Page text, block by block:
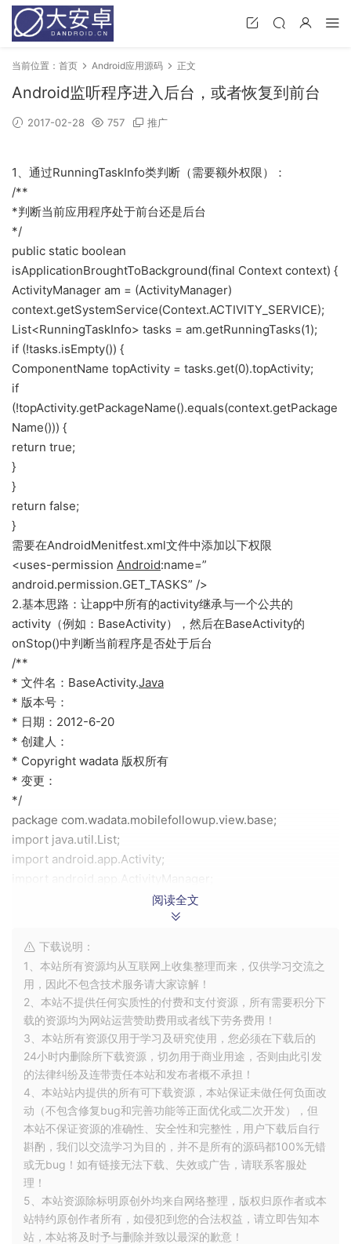
当前位置： 首页 Android应用源码 正文
Android监听程序进入后台，或者恢复到前台
2017-02-28 757 推广
1、通过RunningTaskInfo类判断（需要额外权限）：
/**
*判断当前应用程序处于前台还是后台
*/
public static boolean
isApplicationBroughtToBackground(final Context context) {
ActivityManager am = (ActivityManager)
context.getSystemService(Context.ACTIVITY_SERVICE);
List<RunningTaskInfo> tasks = am.getRunningTasks(1);
if (!tasks.isEmpty()) {
ComponentName topActivity = tasks.get(0).topActivity;
if
(!topActivity.getPackageName().equals(context.getPackage
Name())) {
return true;
}
}
return false;
}
需要在AndroidMenitfest.xml文件中添加以下权限
<uses-permission Android:name=”
android.permission.GET_TASKS” />
2.基本思路：让app中所有的activity继承与一个公共的
activity（例如：BaseActivity），然后在BaseActivity的
onStop()中判断当前程序是否处于后台
/**
* 文件名：BaseActivity.Java
* 版本号：
* 日期：2012-6-20
* 创建人：
* Copyright wadata 版权所有
* 变更：
*/
package com.wadata.mobilefollowup.view.base;
import java.util.List;
import android.app.Activity;
android.app.ActivityManager.RunningAppProcessInfo;
import android.content.Context;
/**
* 名称：BaseActivity
* 描述：
* 创建人：
* 日期：2012-6-20 下午5:53:35
* 变更：
public class BaseActivity extends Activity {
@Override
protected void onStop() {
// TODO Auto-generated method stub
super.onStop();
if (!isAppOnForeground()) {
//app 进入后台
//全局变量isActive = false 记录当前已经进入后台
阅读全文
下载说明：
1、本站所有资源均从互联网上收集整理而来，仅供学习交流之
用，因此不包含技术服务请大家谅解！
2、本站不提供任何实质性的付费和支付资源，所有需要积分下
载的资源均为网站运营赞助费用或者线下劳务费用！
3、本站所有资源仅用于学习及研究使用，您必须在下载后的
24小时内删除所下载资源，切勿用于商业用途，否则由此引发
的法律纠纷及连带责任本站和发布者概不承担！
4、本站站内提供的所有可下载资源，本站保证未做任何负面改
动（不包含修复bug和完善功能等正面优化或二次开发），但
本站不保证资源的准确性、安全性和完整性，用户下载后自行
斟酌，我们以交流学习为目的，并不是所有的源码都100%无错
或无bug！如有链接无法下载、失效或广告，请联系客服处
理！
5、本站资源除标明原创外均来自网络整理，版权归原作者或本
站特约原创作者所有，如侵犯到您的合法权益，请立即告知本
站，本站将及时予与删除并致以最深的歉意！